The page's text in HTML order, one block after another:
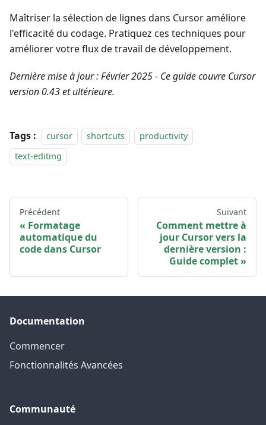
Maîtriser la sélection de lignes dans Cursor améliore
l'efficacité du codage. Pratiquez ces techniques pour
améliorer votre flux de travail de développement.
Dernière mise à jour : Février 2025 - Ce guide couvre Cursor
version 0.43 et ultérieure.
Tags : cursor shortcuts
productivity
text-editing
Précédent
Formatage
automatique du
code dans Cursor
Suivant
Comment mettre à
jour Cursor vers la
dernière version :
Guide complet
Documentation
Commencer
Fonctionnalités Avancées
Communauté